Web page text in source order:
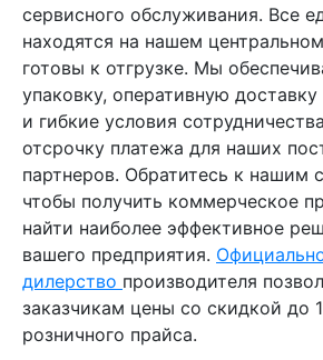
сервисного обслуживания. Все
находятся на нашем
готовы к отгрузке. Мы
упаковку, оперативную
и гибкие условия
отсрочку платежа для наших
партнеров. Обратитесь к нашим
чтобы получить коммерческое
найти наиболее эффективное
вашего предприятия.
дилерство производителя
заказчикам цены со скидкой до
розничного прайса.